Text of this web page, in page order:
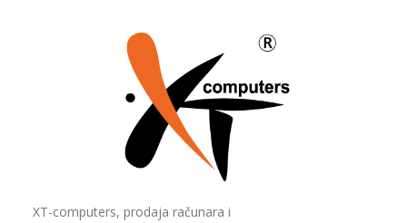
XT-computers, prodaja računara i